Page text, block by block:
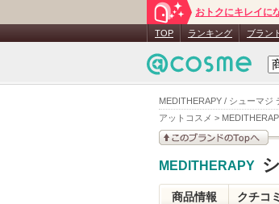
MEDITHERAPY / シューマジ
アットコスメ >
おトクにキレイに
TOP ランキング ブラン
MEDITHERAPY
商品情報 クチコミ